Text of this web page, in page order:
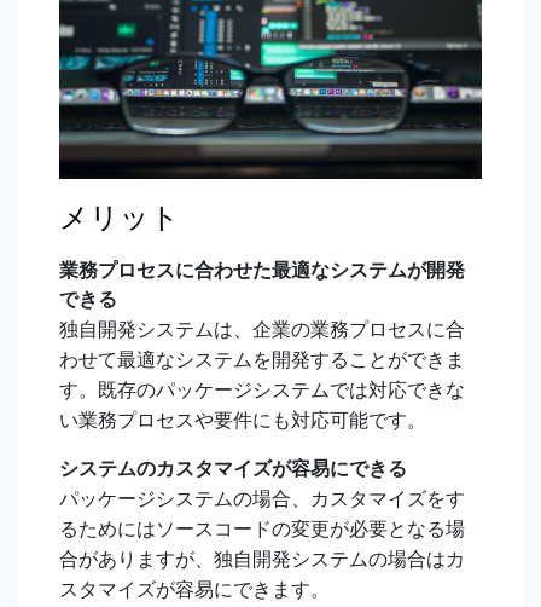
メリット
業務プロセスに合わせた最適なシステムが開発
できる
独自開発システムは、企業の業務プロセスに合
わせて最適なシステムを開発することができま
す。既存のパッケージシステムでは対応できな
い業務プロセスや要件にも対応可能です。
システムのカスタマイズが容易にできる
パッケージシステムの場合、カスタマイズをす
るためにはソースコードの変更が必要となる場
合がありますが、独自開発システムの場合はカ
スタマイズが容易にできます。